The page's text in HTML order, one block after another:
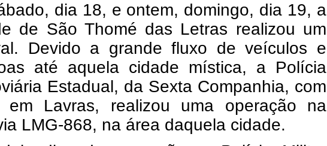
dia 18, e ontem, domingo, dia 19, a
de São Thomé das Letras realizou um
Devido a grande fluxo de veículos e
até aquela cidade mística, a Polícia
Estadual, da Sexta Companhia, com
em Lavras, realizou uma operação na
LMG-868, na área daquela cidade.